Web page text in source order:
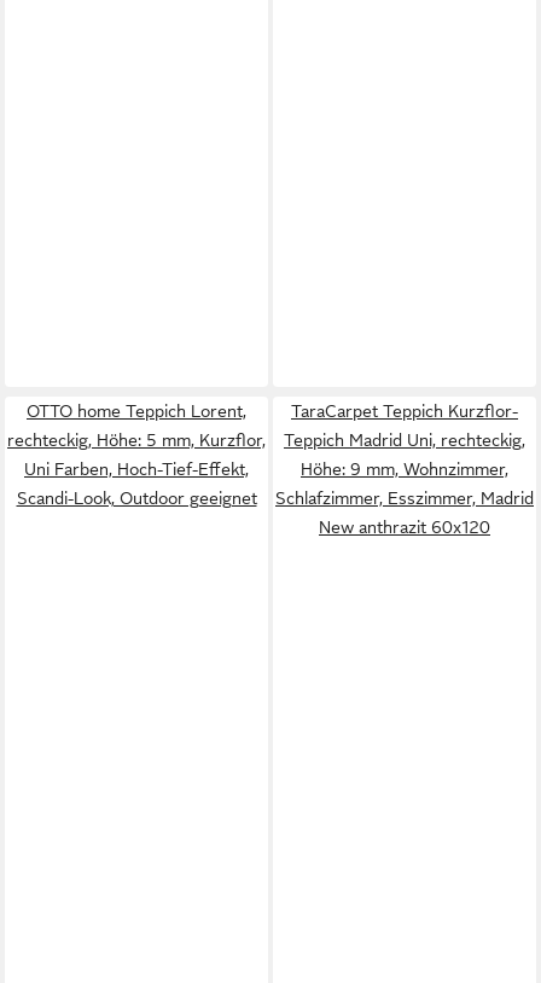
OTTO home Teppich Lorent,
rechteckig, Höhe: 5 mm, Kurzflor,
Uni Farben, Hoch-Tief-Effekt,
Scandi-Look, Outdoor geeignet
TaraCarpet Teppich Kurzflor-
Teppich Madrid Uni, rechteckig,
Höhe: 9 mm, Wohnzimmer,
Schlafzimmer, Esszimmer, Madrid
New anthrazit 60x120